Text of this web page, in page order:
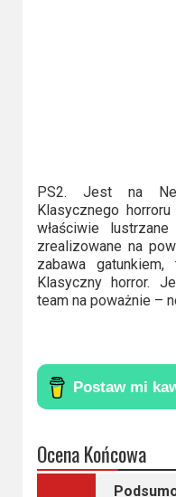
PS2. Jest na
Klasycznego
właściwie
zrealizowane na
zabawa
Klasyczny horror.
team na poważnie –
Ocena Końcowa